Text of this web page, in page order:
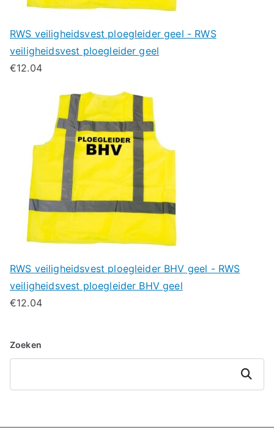
RWS veiligheidsvest ploegleider geel - RWS
veiligheidsvest ploegleider geel
€12.04
RWS veiligheidsvest ploegleider BHV geel - RWS
veiligheidsvest ploegleider BHV geel
€12.04
Zoeken
Zoeken